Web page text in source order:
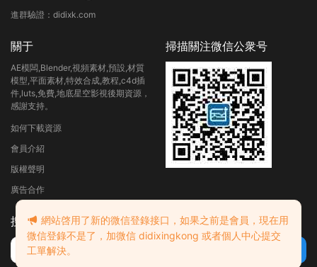
進群驗證：didixk.com
關于
AE模闆,Blender,視頻素材,預設,材質
模型,平面素材,特效合成,教程,c4d插
件,luts,免費,地底星空影視後期資源，
感謝支持。
如何下載資源
會員介紹
版權聲明
廣告合作
掃描關注微信公衆号
搜索
網站啓用了新的微信登錄接口，如果之前是會員，現在用
微信登錄不是了，加微信 didixingkong 或者個人中心提交
工單解決。